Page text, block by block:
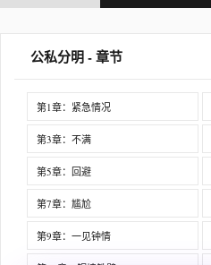
公私分明 - 章节
第1章：紧急情况
第3章：不满
第5章：回避
第7章：尴尬
第9章：一见钟情